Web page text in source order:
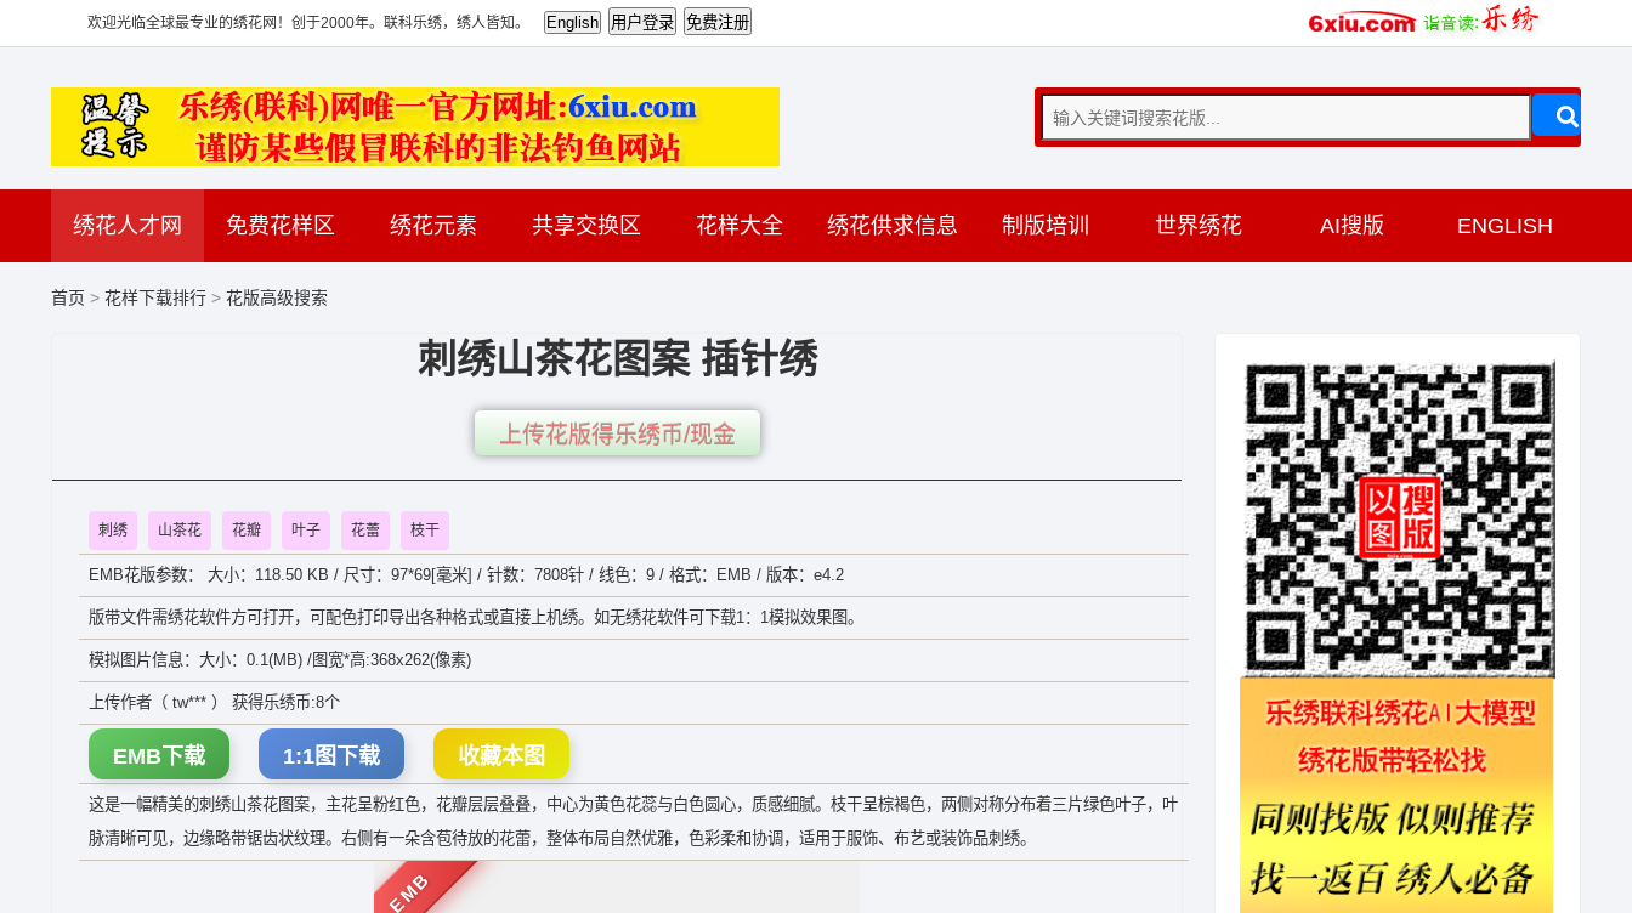
欢迎光临全球最专业的绣花网！创于2000年。联科乐绣，绣人皆知。
绣花人才网 免费花样区 绣花元素 共享交换区 花样大全 绣花供求信息 制版培训 世界绣花 AI搜版 ENGLISH
首页 > 花样下载排行 > 花版高级搜索
刺绣山茶花图案 插针绣
上传花版得乐绣币/现金
刺绣 山茶花 花瓣 叶子 花蕾 枝干
EMB花版参数： 大小：118.50 KB / 尺寸：97*69[毫米] / 针数：7808针 / 线色：9 / 格式：EMB / 版本：e4.2
版带文件需绣花软件方可打开，可配色打印导出各种格式或直接上机绣。如无绣花软件可下载1：1模拟效果图。
模拟图片信息：大小：0.1(MB) /图宽*高:368x262(像素)
上传作者（ tw*** ） 获得乐绣币:8个
EMB下载 1:1图下载 收藏本图
这是一幅精美的刺绣山茶花图案，主花呈粉红色，花瓣层层叠叠，中心为黄色花蕊与白色圆心，质感细腻。枝干呈棕褐色，两侧对称分布着三片绿色叶子，叶
脉清晰可见，边缘略带锯齿状纹理。右侧有一朵含苞待放的花蕾，整体布局自然优雅，色彩柔和协调，适用于服饰、布艺或装饰品刺绣。
EMB